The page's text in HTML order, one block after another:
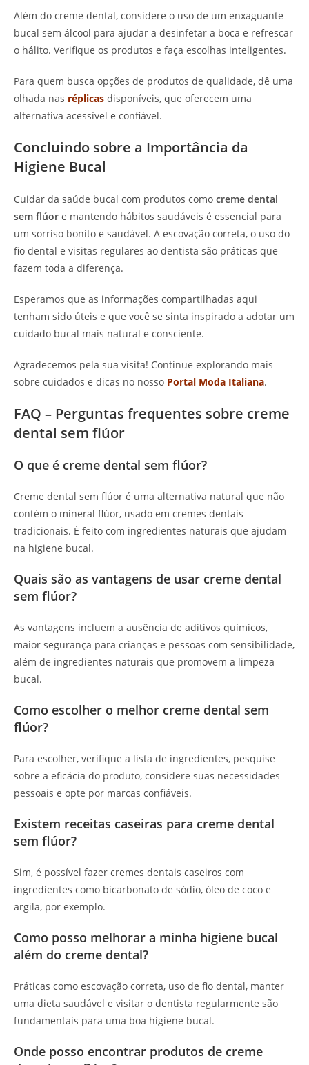
Além do creme dental, considere o uso de um enxaguante
bucal sem álcool para ajudar a desinfetar a boca e refrescar
o hálito. Verifique os produtos e faça escolhas inteligentes.
Para quem busca opções de produtos de qualidade, dê uma
olhada nas réplicas disponíveis, que oferecem uma
alternativa acessível e confiável.
Concluindo sobre a Importância da
Higiene Bucal
Cuidar da saúde bucal com produtos como creme dental
sem flúor e mantendo hábitos saudáveis é essencial para
um sorriso bonito e saudável. A escovação correta, o uso do
fio dental e visitas regulares ao dentista são práticas que
fazem toda a diferença.
Esperamos que as informações compartilhadas aqui
tenham sido úteis e que você se sinta inspirado a adotar um
cuidado bucal mais natural e consciente.
Agradecemos pela sua visita! Continue explorando mais
sobre cuidados e dicas no nosso Portal Moda Italiana.
FAQ – Perguntas frequentes sobre creme
dental sem flúor
O que é creme dental sem flúor?
Creme dental sem flúor é uma alternativa natural que não
contém o mineral flúor, usado em cremes dentais
tradicionais. É feito com ingredientes naturais que ajudam
na higiene bucal.
Quais são as vantagens de usar creme dental
sem flúor?
As vantagens incluem a ausência de aditivos químicos,
maior segurança para crianças e pessoas com sensibilidade,
além de ingredientes naturais que promovem a limpeza
bucal.
Como escolher o melhor creme dental sem
flúor?
Para escolher, verifique a lista de ingredientes, pesquise
sobre a eficácia do produto, considere suas necessidades
pessoais e opte por marcas confiáveis.
Existem receitas caseiras para creme dental
sem flúor?
Sim, é possível fazer cremes dentais caseiros com
ingredientes como bicarbonato de sódio, óleo de coco e
argila, por exemplo.
Como posso melhorar a minha higiene bucal
além do creme dental?
Práticas como escovação correta, uso de fio dental, manter
uma dieta saudável e visitar o dentista regularmente são
fundamentais para uma boa higiene bucal.
Onde posso encontrar produtos de creme